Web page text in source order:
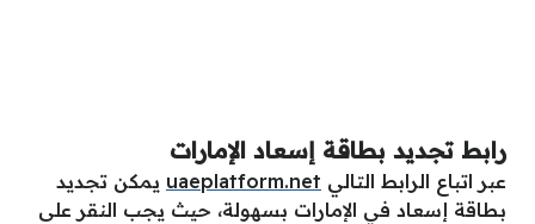
رابط تجديد بطاقة إسعاد الإمارات
عبر اتباع الرابط التالي uaeplatform.net يمكن تجديد
بطاقة إسعاد في الإمارات بسهولة، حيث يجب النقر على